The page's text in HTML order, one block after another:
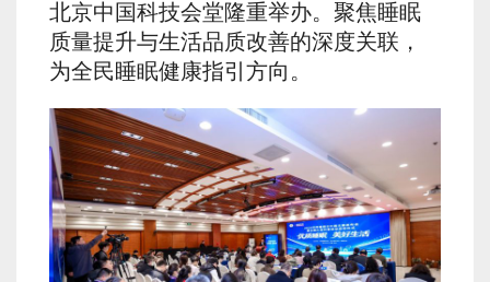
北京中国科技会堂隆重举办。聚焦睡眠
质量提升与生活品质改善的深度关联，
为全民睡眠健康指引方向。